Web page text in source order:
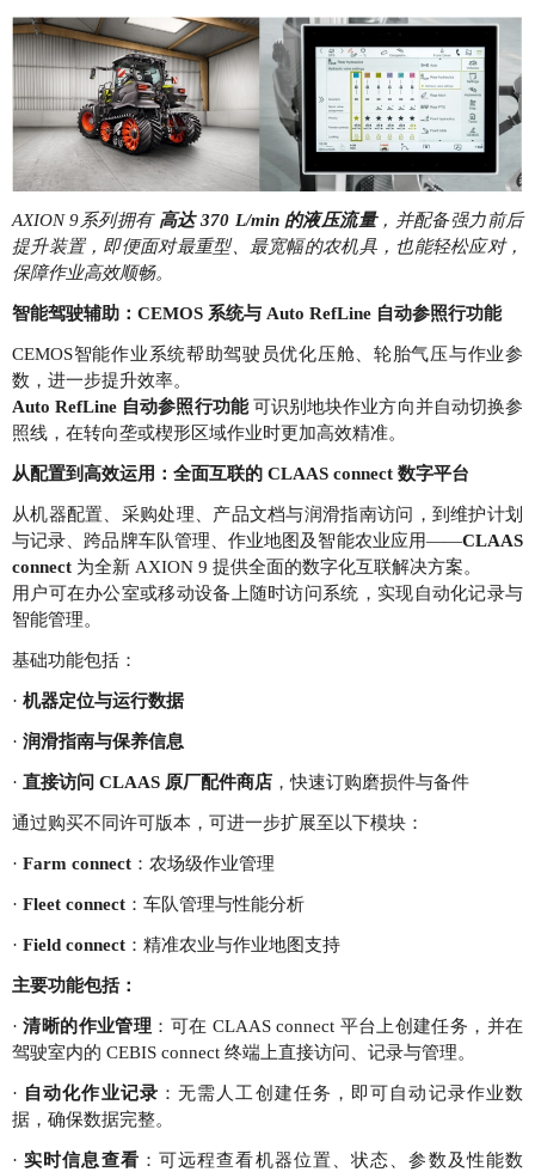
AXION 9系列拥有 高达 370 L/min 的液压流量，并配备强力前后
提升装置，即便面对最重型、最宽幅的农机具，也能轻松应对，
保障作业高效顺畅。
智能驾驶辅助：CEMOS 系统与 Auto RefLine 自动参照行功能
CEMOS智能作业系统帮助驾驶员优化压舱、轮胎气压与作业参
数，进一步提升效率。
Auto RefLine 自动参照行功能可识别地块作业方向并自动切换参
照线，在转向垄或楔形区域作业时更加高效精准。
从配置到高效运用：全面互联的 CLAAS connect 数字平台
从机器配置、采购处理、产品文档与润滑指南访问，到维护计划
与记录、跨品牌车队管理、作业地图及智能农业应用——CLAAS
connect 为全新 AXION 9 提供全面的数字化互联解决方案。
用户可在办公室或移动设备上随时访问系统，实现自动化记录与
智能管理。
基础功能包括：
· 机器定位与运行数据
· 润滑指南与保养信息
· 直接访问 CLAAS 原厂配件商店 ，快速订购磨损件与备件
通过购买不同许可版本，可进一步扩展至以下模块：
· Farm connect ：农场级作业管理
· Fleet connect ：车队管理与性能分析
· Field connect ：精准农业与作业地图支持
主要功能包括：
·清晰的作业管理 ：可在 CLAAS connect 平台上创建任务，并在
驾驶室内的 CEBIS connect 终端上直接访问、记录与管理。
· 自动化作业记录 ：无需人工创建任务，即可自动记录作业数
据，确保数据完整。
·实时信息查看 ：可远程查看机器位置、状态、参数及性能数